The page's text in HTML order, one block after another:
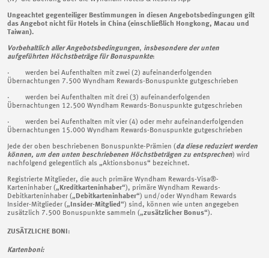
Ungeachtet gegenteiliger Bestimmungen in diesen Angebotsbedingungen gilt
das Angebot nicht für Hotels in China (einschließlich Hongkong, Macau und
Taiwan).
Vorbehaltlich aller Angebotsbedingungen, insbesondere der unten
aufgeführten Höchstbeträge für Bonuspunkte:
· werden bei Aufenthalten mit zwei (2) aufeinanderfolgenden
Übernachtungen 7.500 Wyndham Rewards-Bonuspunkte gutgeschrieben
· werden bei Aufenthalten mit drei (3) aufeinanderfolgenden
Übernachtungen 12.500 Wyndham Rewards-Bonuspunkte gutgeschrieben
· werden bei Aufenthalten mit vier (4) oder mehr aufeinanderfolgenden
Übernachtungen 15.000 Wyndham Rewards-Bonuspunkte gutgeschrieben
Jede der oben beschriebenen Bonuspunkte-Prämien (da diese reduziert werden
können, um den unten beschriebenen Höchstbeträgen zu entsprechen) wird
nachfolgend gelegentlich als „Aktionsbonus“ bezeichnet.
Registrierte Mitglieder, die auch primäre Wyndham Rewards-Visa®-
Karteninhaber („ Kreditkarteninhaber“), primäre Wyndham Rewards-
Debitkarteninhaber („ Debitkarteninhaber“) und/oder Wyndham Rewards
Insider-Mitglieder („ Insider-Mitglied“) sind, können wie unten angegeben
zusätzlich 7.500 Bonuspunkte sammeln („zusätzlicher Bonus“).
ZUSÄTZLICHE BONI :
Kartenboni: